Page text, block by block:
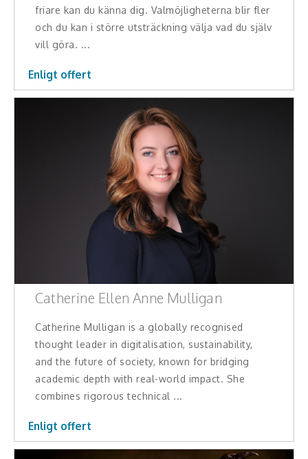
Alla talare
friare kan du känna dig. Valmöjligheterna blir fler
och du kan i större utsträckning välja vad du själv
vill göra. ...
Enligt offert
Catherine Ellen Anne Mulligan
Catherine Mulligan is a globally recognised
thought leader in digitalisation, sustainability,
and the future of society, known for bridging
academic depth with real-world impact. She
combines rigorous technical ...
Enligt offert